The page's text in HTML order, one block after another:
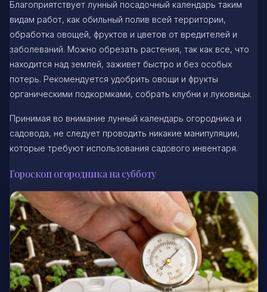
Благоприятствует лунный посадочный календарь таким
видам работ, как обильный полив всей территории,
обработка овощей, фруктов и цветов от вредителей и
заболеваний. Можно обрезать растения, так как все, что
находится над землей, заживет быстро и без особых
потерь. Рекомендуется удобрить овощи и фрукты
органическими подкормками, собрать клубни и луковицы.
Принимая во внимание лунный календарь огородника и
садовода, не следует проводить никакие манипуляции,
которые требуют использования садового инвентаря.
Гороскоп огородника на субботу